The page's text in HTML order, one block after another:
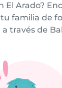
El Arado?
familia de
a través de